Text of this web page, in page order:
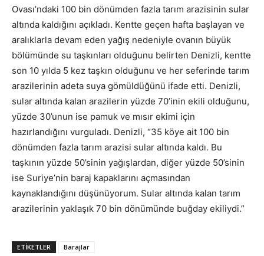
Ovası’ndaki 100 bin dönümden fazla tarım arazisinin sular
altında kaldığını açıkladı. Kentte geçen hafta başlayan ve
aralıklarla devam eden yağış nedeniyle ovanın büyük
bölümünde su taşkınları olduğunu belirten Denizli, kentte
son 10 yılda 5 kez taşkın olduğunu ve her seferinde tarım
arazilerinin adeta suya gömüldüğünü ifade etti. Denizli,
sular altında kalan arazilerin yüzde 70’inin ekili olduğunu,
yüzde 30’unun ise pamuk ve mısır ekimi için
hazırlandığını vurguladı. Denizli, “35 köye ait 100 bin
dönümden fazla tarım arazisi sular altında kaldı. Bu
taşkının yüzde 50’sinin yağışlardan, diğer yüzde 50’sinin
ise Suriye’nin baraj kapaklarını açmasından
kaynaklandığını düşünüyorum. Sular altında kalan tarım
arazilerinin yaklaşık 70 bin dönümünde buğday ekiliydi.”
ETIKETLER Barajlar